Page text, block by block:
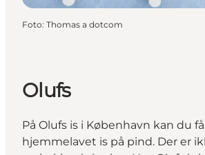
Foto: Thomas a dotcom
Olufs
På Olufs is i København kan du
hjemmelavet is på pind. Der er